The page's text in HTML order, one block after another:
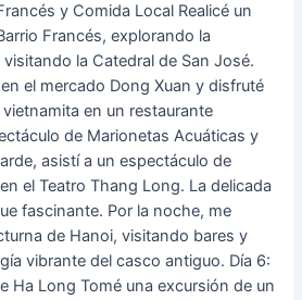
y Comida Local Realicé un
Francés, explorando la
la Catedral de San José.
el mercado Dong Xuan y disfruté
en un restaurante
de Marionetas Acuáticas y
asistí a un espectáculo de
el Teatro Thang Long. La delicada
fascinante. Por la noche, me
de Hanoi, visitando bares y
vibrante del casco antiguo. Día 6:
Ha Long Tomé una excursión de un